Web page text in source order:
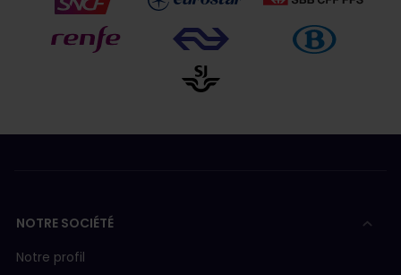
NOTRE SOCIÉTÉ
Notre profil